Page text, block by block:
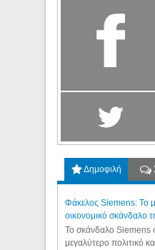
Δημοφιλή
Φάκελος Siemens: Το
οικονομικό σκάνδαλο
Το σκάνδαλο Siemens
μεγαλύτερο πολιτικό